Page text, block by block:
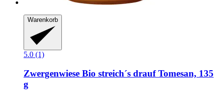
Warenkorb
5.0 (1)
Zwergenwiese Bio streich´s drauf Tomesan, 135
g